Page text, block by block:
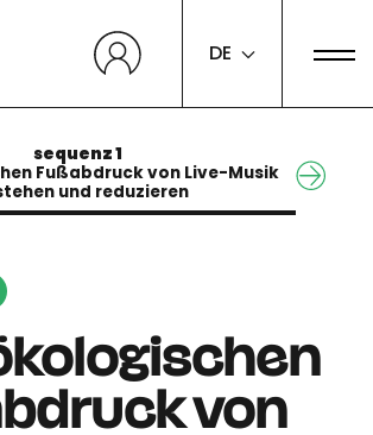
DE
sequenz 1
Fußabdruck von Live-Musik
und reduzieren
von